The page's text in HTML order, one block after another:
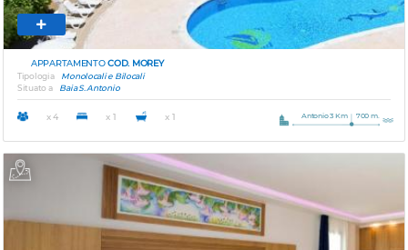
APPARTAMENTOCOD. MOREY
Tipologia
Monolocali e Bilocali
Situato a
Baia S. Antonio
x 4 x 1 x 1 Antonio 3 Km 700 m.